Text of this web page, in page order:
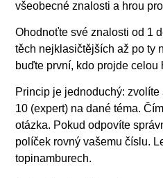
všeobecné znalosti a hrou
Ohodnoťte své znalosti od 1
těch nejklasičtějších až po ty
buďte první, kdo projde celou
Princip je jednoduchý:
10 (expert) na dané téma.
otázka. Pokud odpovíte
políček rovný vašemu číslu.
topinamburech.